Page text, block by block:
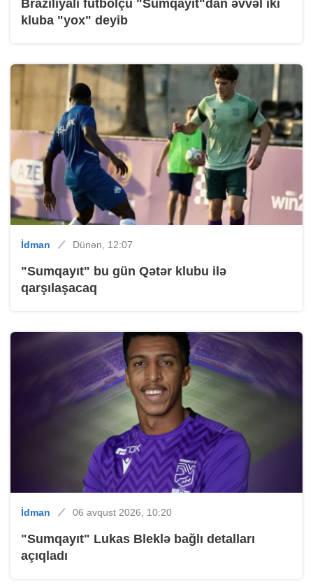
Braziliyalı futbolçu "Sumqayıt"dan əvvəl iki
kluba "yox" deyib
İdman Dünən, 12:07
"Sumqayıt" bu gün Qətər klubu ilə
qarşılaşacaq
İdman 06 avqust 2026, 10:20
"Sumqayıt" Lukas Bleklə bağlı detalları
açıqladı